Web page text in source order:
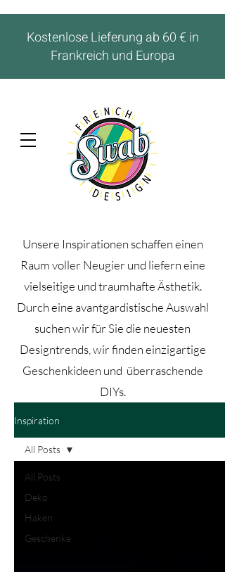
Kostenlose Lieferung ab 60 € in
Frankreich und Europa
Unsere Inspirationen schaffen einen
Raum voller Neugier und liefern eine
vielseitige und traumhafte Ästhetik.
Durch eine avantgardistische Auswahl
suchen wir für Sie die neuesten
Designtrends, wir finden einzigartige
Geschenkideen und überraschende
DIYs.
Inspiration
All Posts
Deko
Haken
Geschenke
All Posts